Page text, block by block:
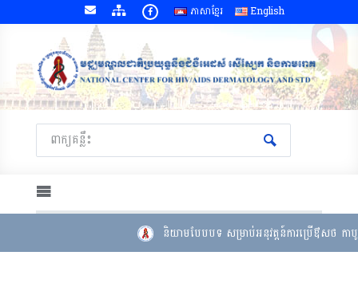
ភាសាខ្មែរ English
និយាមបែបបទ សម្រាប់អនុវត្តន៍ការប្រើឳសថ កា